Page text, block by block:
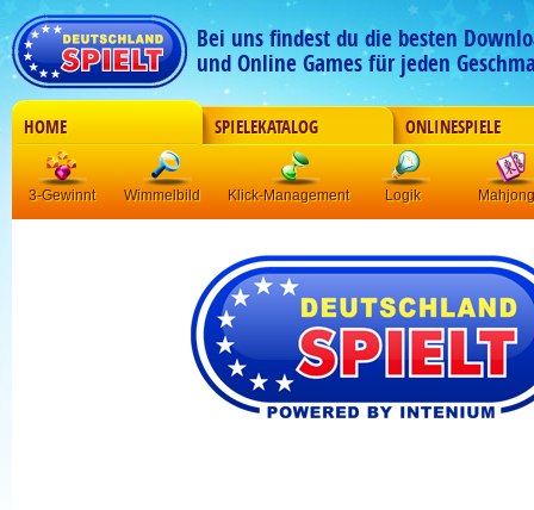
Bei uns findest du die besten
und Online Games für jeden
HOME SPIELEKATALOG ONLINESPIELE
3-Gewinnt Wimmelbild Klick-Management Logik Mahjong